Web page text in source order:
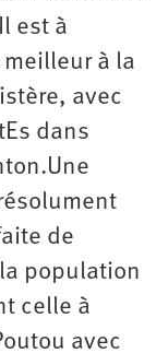
est à
à la
avec
dans
de
population
celle à
avec